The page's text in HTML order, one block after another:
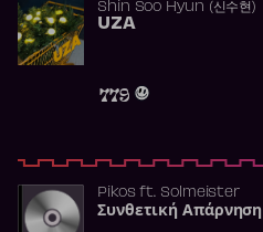
Shin Soo Hyun (신수현)
UZA
779
Pikosft. Solmeister
Συνθετική Απάρνηση